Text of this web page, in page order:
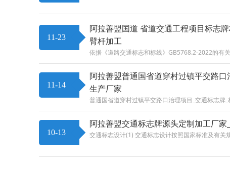
11-23
阿拉善盟国道 省道交通工程项目标志
臂杆加工
依据《道路交通标志和标线》GB5768.2-2022的有
11-14
阿拉善盟普通国省道穿村过镇平交路
生产厂家
普通国省道穿村过镇平交路口治理项目_交通标志牌
10-13
阿拉善盟交通标志牌源头定制加工厂家
交通标志设计(1) 交通标志设计按照国家标准及有关